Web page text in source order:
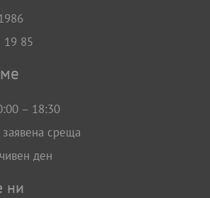
19 85
– 18:30
среща
ден
ни